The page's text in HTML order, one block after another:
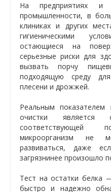
На предприятиях и
промышленности, в
клиниках и других
гигиеническими
остающиеся на
серьезные риски для
вызвать порчу
подходящую среду
плесени и дрожжей.
Реальным
очистки является
соответствующей
микроорганизм не
развиваться, даже
загрязнинее произошло
Тест на остатки белка
быстро и надежно